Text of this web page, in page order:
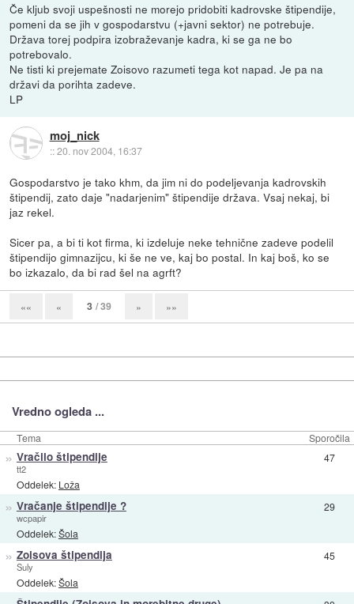
Če kljub svoji uspešnosti ne morejo pridobiti kadrovske štipendije,
pomeni da se jih v gospodarstvu (+javni sektor) ne potrebuje.
Država torej podpira izobraževanje kadra, ki se ga ne bo
potrebovalo.
Ne tisti ki prejemate Zoisovo razumeti tega kot napad. Je pa na
državi da porihta zadeve.
LP
moj_nick
::20. nov 2004, 16:37
Gospodarstvo je tako khm, da jim ni do podeljevanja kadrovskih
štipendij, zato daje "nadarjenim" štipendije država. Vsaj nekaj, bi
jaz rekel.
Sicer pa, a bi ti kot firma, ki izdeluje neke tehnične zadeve podelil
štipendijo gimnazijcu, ki še ne ve, kaj bo postal. In kaj boš, ko se
bo izkazalo, da bi rad šel na agrft?
«« « 3 / 39 » »»
Vredno ogleda ...
Tema Sporočila
» Vračilo štipendije
tt2
Oddelek: Loža
47
» Vračanje štipendije ?
wcpapir
Oddelek:Šola
29
» Zoisova štipendija
Suly
Oddelek:Šola
45